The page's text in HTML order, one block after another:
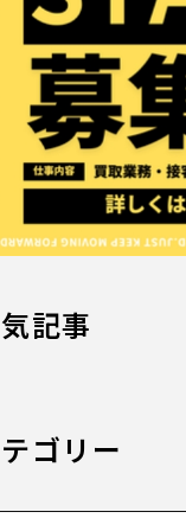
記事
ゴリー